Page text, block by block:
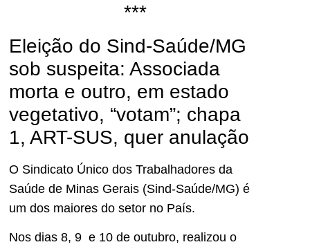
***
Eleição do Sind-Saúde/MG
sob suspeita: Associada
morta e outro, em estado
vegetativo, “votam”; chapa
1, ART-SUS, quer anulação
O Sindicato Único dos Trabalhadores da
Saúde de Minas Gerais (Sind-Saúde/MG) é
um dos maiores do setor no País.
Nos dias 8, 9 e 10 de outubro, realizou o